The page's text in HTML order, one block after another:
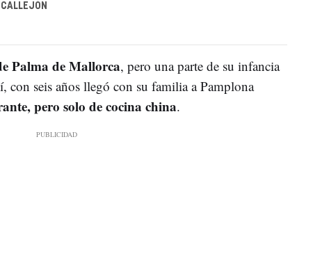
Palma de Mallorca, pero una parte de su infancia
con seis años llegó con su familia a Pamplona
pero solo de cocina china.